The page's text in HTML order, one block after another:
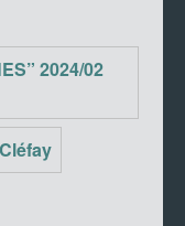
2024/02